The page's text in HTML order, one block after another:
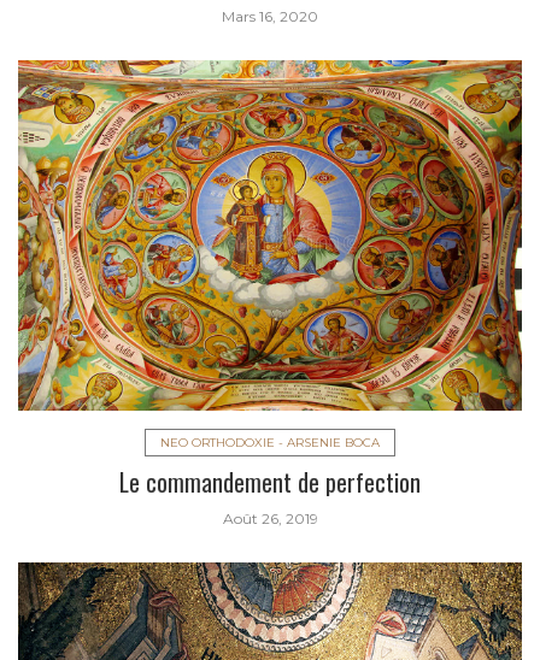
Mars 16, 2020
NEO ORTHODOXIE - ARSENIE BOCA
Le commandement de perfection
Août 26, 2019